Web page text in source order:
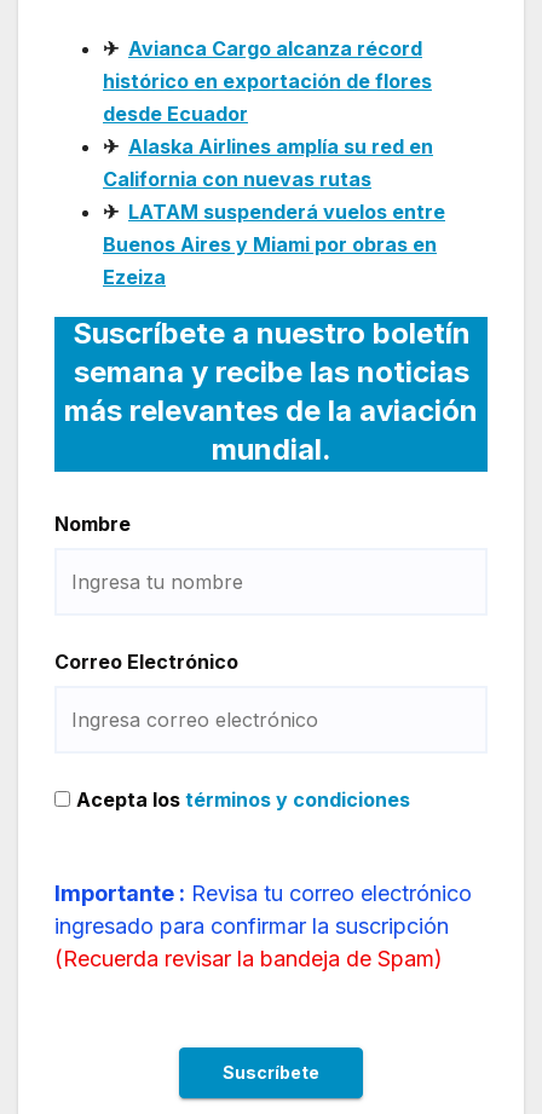
✈ Avianca Cargo alcanza récord
histórico en exportación de flores
desde Ecuador
✈ Alaska Airlines amplía su red en
California con nuevas rutas
✈ LATAM suspenderá vuelos entre
Buenos Aires y Miami por obras en
Ezeiza
Suscríbete a nuestro boletín
semana y recibe las noticias
más relevantes de la aviación
mundial.
Nombre
Correo Electrónico
Acepta los términos y condiciones
Importante : Revisa tu correo electrónico
ingresado para confirmar la suscripción
(Recuerda revisar la bandeja de Spam)